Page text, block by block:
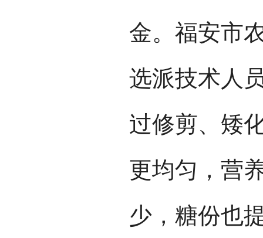
金。福安市
选派技术人
过修剪、矮
更均匀，营
少，糖份也